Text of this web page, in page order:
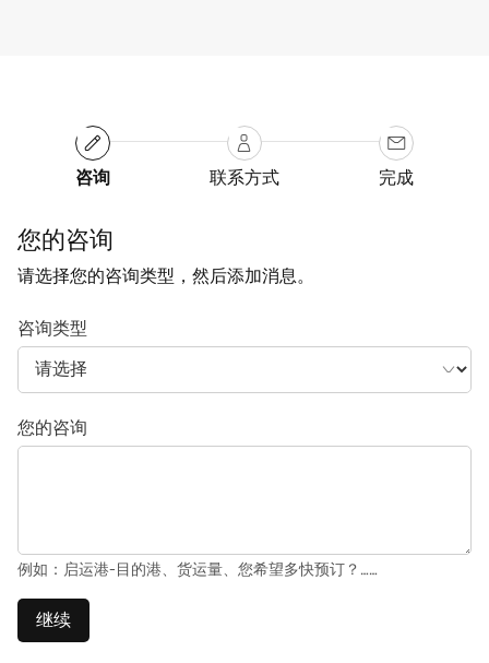
咨询 联系方式 完成
您的咨询
请选择您的咨询类型，然后添加消息。
咨询类型
您的咨询
例如：启运港-目的港、货运量、您希望多快预订？……
继续